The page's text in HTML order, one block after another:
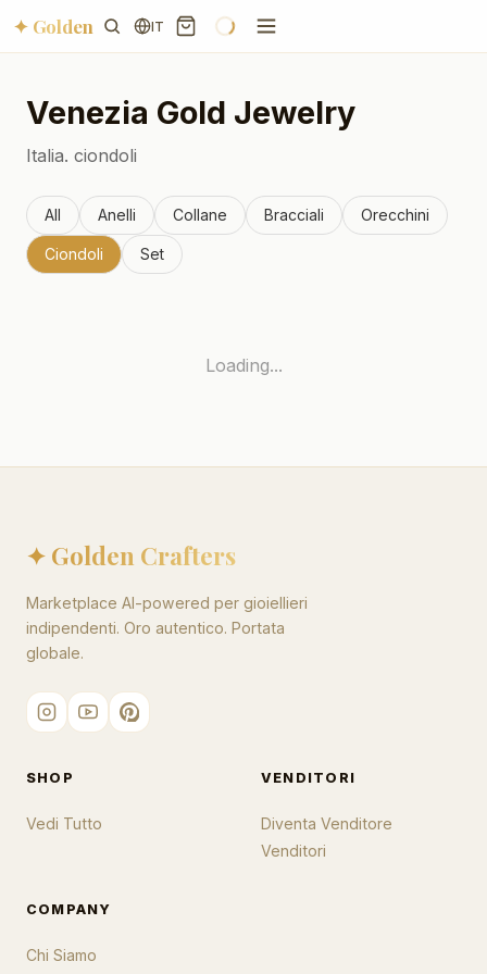
✦ Golden IT
Venezia Gold Jewelry
Italia. ciondoli
All Anelli Collane Bracciali Orecchini
Ciondoli Set
Loading...
✦ Golden Crafters
Marketplace AI-powered per gioiellieri
indipendenti. Oro autentico. Portata
globale.
SHOP
Vedi Tutto
VENDITORI
Diventa Venditore
Venditori
COMPANY
Chi Siamo